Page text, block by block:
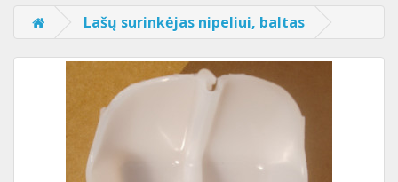
Lašų surinkėjas nipeliui, baltas